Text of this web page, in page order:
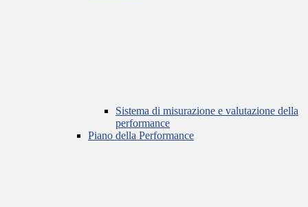
Sistema di misurazione e valutazione della
performance
Piano della Performance